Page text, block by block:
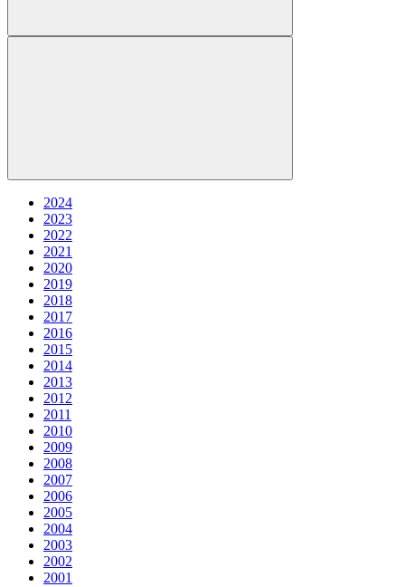
2024
2023
2022
2021
2020
2019
2018
2017
2016
2015
2014
2013
2012
2011
2010
2009
2008
2007
2006
2005
2004
2003
2002
2001